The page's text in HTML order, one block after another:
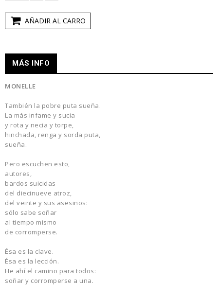
AÑADIR AL CARRO
MÁS INFO
MONELLE
También la pobre puta sueña.
La más infame y sucia
y rota y necia y torpe,
hinchada, renga y sorda puta,
sueña.
Pero escuchen esto,
autores,
bardos suicidas
del diecinueve atroz,
del veinte y sus asesinos:
sólo sabe soñar
al tiempo mismo
de corromperse.
Ésa es la clave.
Ésa es la lección.
He ahí el camino para todos:
soñar y corromperse a una.